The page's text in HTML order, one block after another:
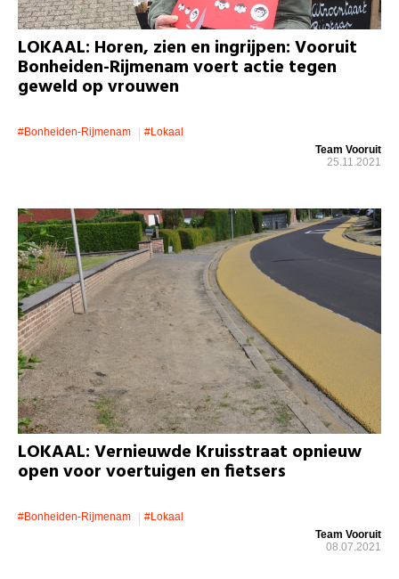
LOKAAL: Horen, zien en ingrijpen: Vooruit
Bonheiden-Rijmenam voert actie tegen
geweld op vrouwen
#bonheiden-Rijmenam
#lokaal
Team Vooruit
25.11.2021
LOKAAL: Vernieuwde Kruisstraat opnieuw
open voor voertuigen en fietsers
#bonheiden-Rijmenam
#lokaal
Team Vooruit
08.07.2021